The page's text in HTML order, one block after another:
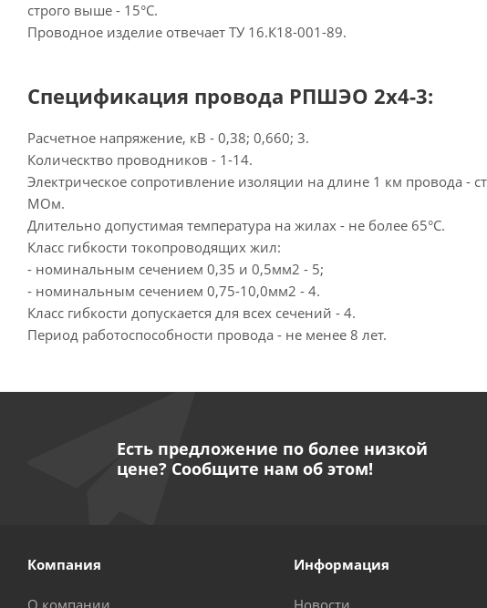
строго выше - 15°С.
Проводное изделие отвечает ТУ 16.К18-001-89.
Спецификация провода РПШЭО 2х4-3:
Расчетное напряжение, кВ - 0,38; 0,660; 3.
Колическтво проводников - 1-14.
Электрическое сопротивление изоляции на длине 1 км провода -
МОм.
Длительно допустимая температура на жилах - не более 65°С.
Класс гибкости токопроводящих жил:
- номинальным сечением 0,35 и 0,5мм2 - 5;
- номинальным сечением 0,75-10,0мм2 - 4.
Класс гибкости допускается для всех сечений - 4.
Период работоспособности провода - не менее 8 лет.
Есть предложение по более низкой
цене? Сообщите нам об этом!
Компания
О компании
Информация
Новости